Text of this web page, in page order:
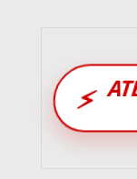
⚡